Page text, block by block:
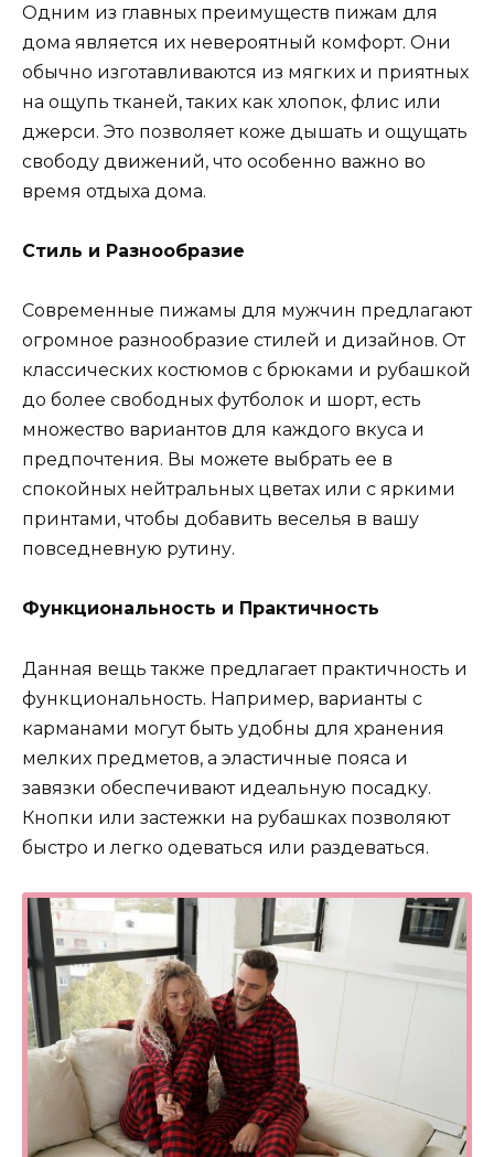
Одним из главных преимуществ пижам для
дома является их невероятный комфорт. Они
обычно изготавливаются из мягких и приятных
на ощупь тканей, таких как хлопок, флис или
джерси. Это позволяет коже дышать и ощущать
свободу движений, что особенно важно во
время отдыха дома.
Стиль и Разнообразие
Современные пижамы для мужчин предлагают
огромное разнообразие стилей и дизайнов. От
классических костюмов с брюками и рубашкой
до более свободных футболок и шорт, есть
множество вариантов для каждого вкуса и
предпочтения. Вы можете выбрать ее в
спокойных нейтральных цветах или с яркими
принтами, чтобы добавить веселья в вашу
повседневную рутину.
Функциональность и Практичность
Данная вещь также предлагает практичность и
функциональность. Например, варианты с
карманами могут быть удобны для хранения
мелких предметов, а эластичные пояса и
завязки обеспечивают идеальную посадку.
Кнопки или застежки на рубашках позволяют
быстро и легко одеваться или раздеваться.